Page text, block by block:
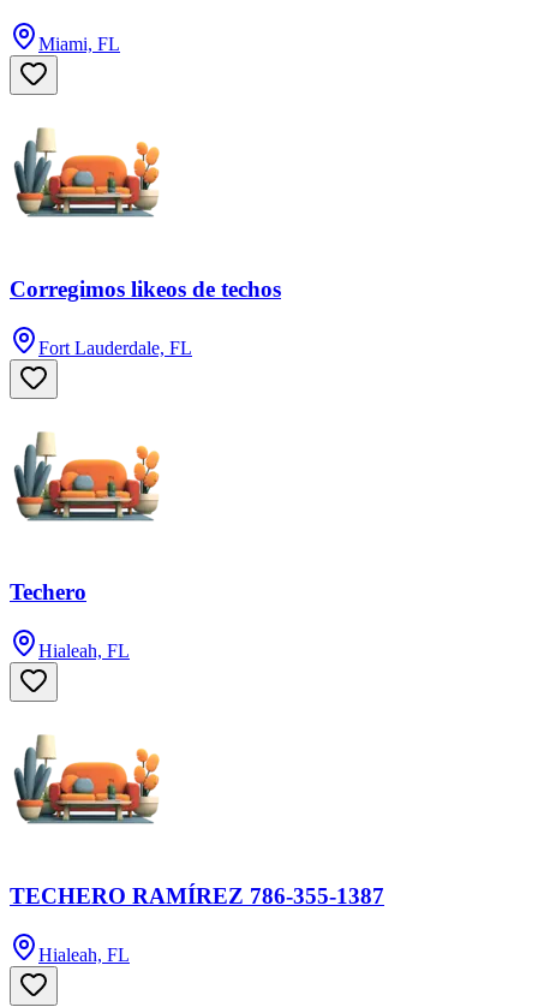
Miami, FL
Corregimos likeos de techos
Fort Lauderdale, FL
Techero
Hialeah, FL
TECHERO RAMÍREZ 786-355-1387
Hialeah, FL